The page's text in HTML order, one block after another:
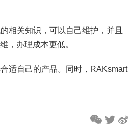
相关知识，可以自己维护，并且
，办理成本更低。
适自己的产品。同时，RAKsmart